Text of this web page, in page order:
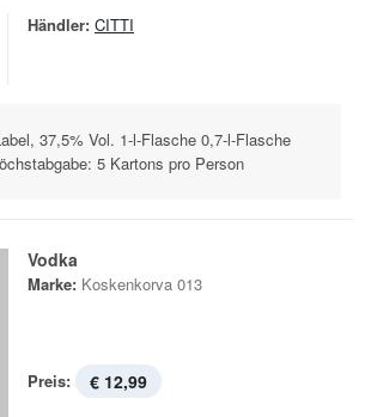
Händler: CITTI
37,5% Vol. 1-l-Flasche 0,7-l-Flasche
5 Kartons pro Person
Vodka
Marke: Koskenkorva 013
Preis: € 12,99